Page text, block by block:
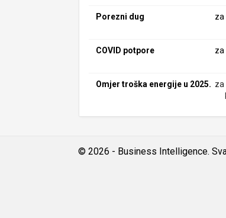
Porezni dug
za
COVID potpore
za
Omjer troška energije u 2025. za
© 2026 - Business Intelligence.